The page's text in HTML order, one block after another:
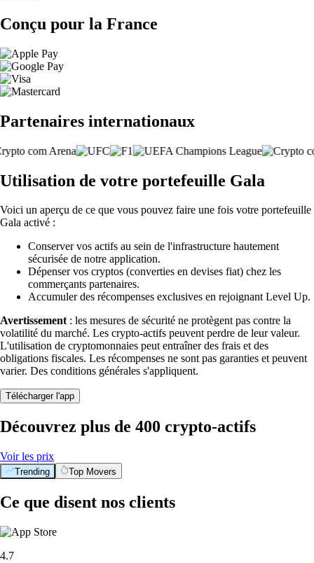
Conçu pour la France
Partenaires internationaux
Utilisation de votre portefeuille Gala
Voici un aperçu de ce que vous pouvez faire une fois votre portefeuille
Gala activé :
Conserver vos actifs au sein de l'infrastructure hautement
sécurisée de notre application.
Dépenser vos cryptos (converties en devises fiat) chez les
commerçants partenaires.
Accumuler des récompenses exclusives en rejoignant Level Up.
Avertissement : les mesures de sécurité ne protègent pas contre la
volatilité du marché. Les crypto-actifs peuvent perdre de leur valeur.
L'utilisation de cryptomonnaies peut entraîner des frais et des
obligations fiscales. Les récompenses ne sont pas garanties et peuvent
varier. Des conditions générales s'appliquent.
Télécharger l'app
Découvrez plus de 400 crypto-actifs
Voir les prix
Trending Top Movers
Ce que disent nos clients
4.7